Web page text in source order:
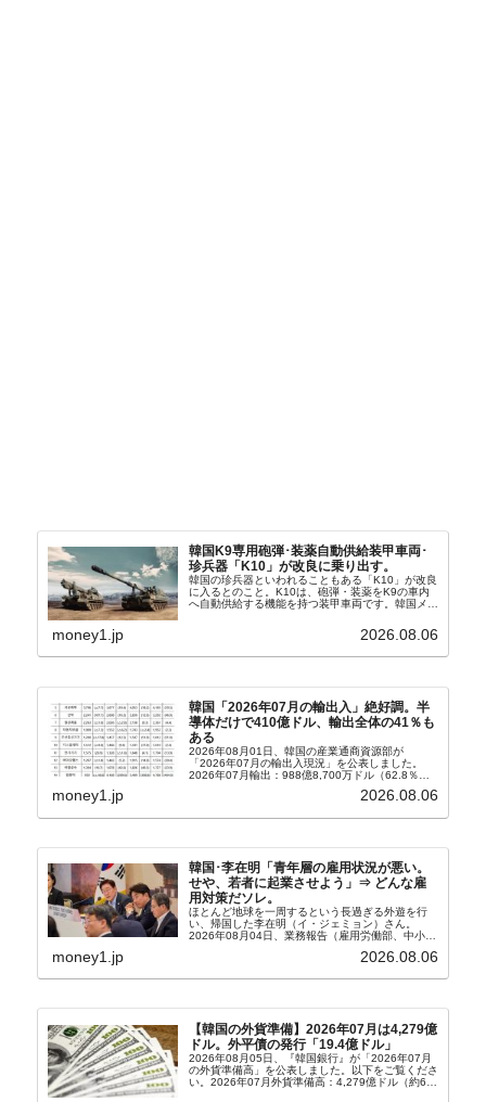
韓国K9専用砲弾･装薬自動供給装甲車両･
珍兵器「K10」が改良に乗り出す。
韓国の珍兵器といわれることもある「K10」が改良
に入るとのこと。K10は、砲弾・装薬をK9の車内
へ自動供給する機能を持つ装甲車両です。韓国メデ
から以下に一部を引きます。2005年に初めて...
money1.jp 2026.08.06
韓国「2026年07月の輸出入」絶好調。半
導体だけで410億ドル、輸出全体の41％も
ある
2026年08月01日、韓国の産業通商資源部が
「2026年07月の輸出入現況」を公表しました。
2026年07月輸出：988億8,700万ドル（62.8％）
money1.jp 2026.08.06
韓国･李在明「青年層の雇用状況が悪い。
せや、若者に起業させよう」⇒ どんな雇
用対策だソレ。
ほとんど地球を一周するという長過ぎる外遊を行
い、帰国した李在明（イ・ジェミョン）さん。
2026年08月04日、業務報告（雇用労働部、中小ベ
上、韓国大統領に成りおおせた李在明（イ・ジェミ
money1.jp 2026.08.06
【韓国の外貨準備】2026年07月は4,279億
ドル。外平債の発行「19.4億ドル」
2026年08月05日、『韓国銀行』が「2026年07月
の外貨準備高」を公表しました。以下をご覧くださ
い。2026年07月外貨準備高：4,279億ドル（約67